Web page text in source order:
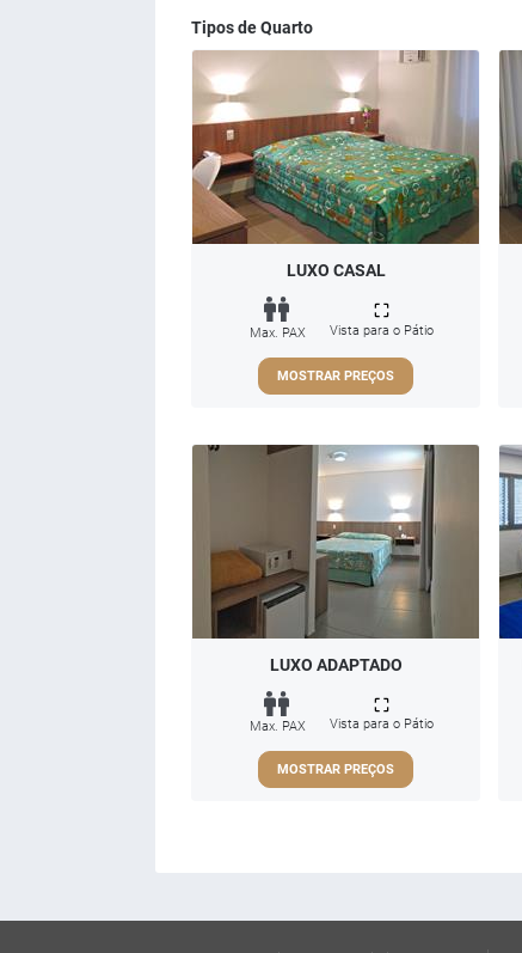
Tipos de Quarto
LUXO CASAL
Max. PAX Vista para o Pátio
MOSTRAR PREÇOS
LUXO ADAPTADO
Max. PAX Vista para o Pátio
MOSTRAR PREÇOS